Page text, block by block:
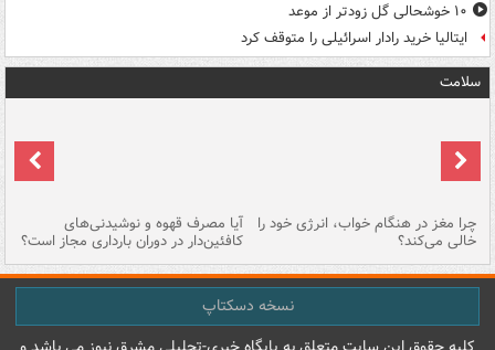
۱۰ خوشحالی گل زودتر از موعد
ایتالیا خرید رادار اسرائیلی را متوقف کرد
سلامت
چرا مغز در هنگام خواب، انرژی خود را
خالی می‌کند؟
آیا مصرف قهوه و نوشیدنی‌های
کافئین‌دار در دوران بارداری مجاز است؟
نسخه دسکتاپ